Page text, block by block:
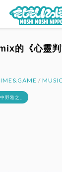
的《心靈
/ MUSIC
野雅之_